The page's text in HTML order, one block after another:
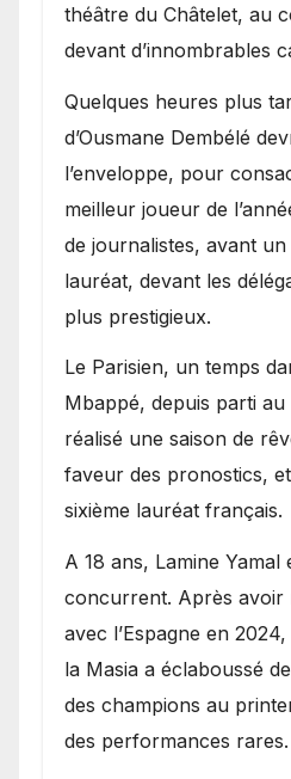
théâtre du Châtelet, au
devant d’innombrables
Quelques heures plus
d’Ousmane Dembélé
l’enveloppe, pour
meilleur joueur de
de journalistes, avant
lauréat, devant les
plus prestigieux.
Le Parisien, un temps
Mbappé, depuis parti au
réalisé une saison de
faveur des pronostics,
sixième lauréat français.
A 18 ans, Lamine
concurrent. Après avoir
avec l’Espagne en
la Masia a éclaboussé
des champions au
des performances rares.